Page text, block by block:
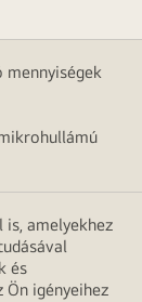
mennyiségek
amelyekhez
és
igényeihez